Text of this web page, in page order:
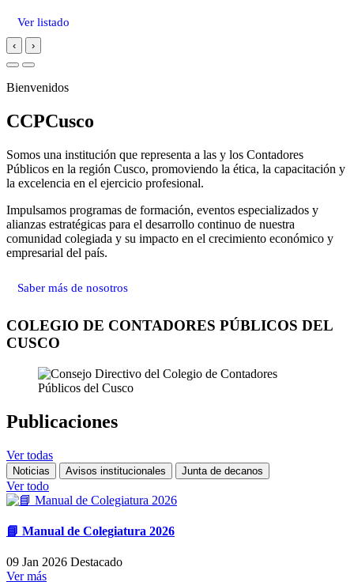
Ver listado
‹ ›
Bienvenidos
CCPCusco
Somos una institución que representa a las y los Contadores
Públicos en la región Cusco, promoviendo la ética, la capacitación y
la excelencia en el ejercicio profesional.
Impulsamos programas de formación, eventos especializados y
alianzas estratégicas para el desarrollo continuo de nuestra
comunidad colegiada y su impacto en el crecimiento económico y
empresarial del país.
Saber más de nosotros
COLEGIO DE CONTADORES PÚBLICOS DEL
CUSCO
Publicaciones
Ver todas
Noticias Avisos institucionales Junta de decanos
Ver todo
📘 Manual de Colegiatura 2026
09 Jan 2026 Destacado
Ver más